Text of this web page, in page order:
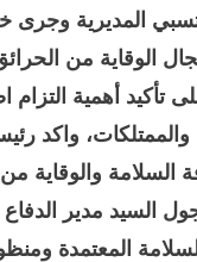
المديرية وجرى
الوقاية من
تأكيد أهمية
واكد
السلامة والوقاية
السيد مدير
المعتمدة